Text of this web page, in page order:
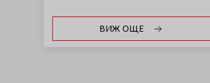
ВИЖ ОЩЕ